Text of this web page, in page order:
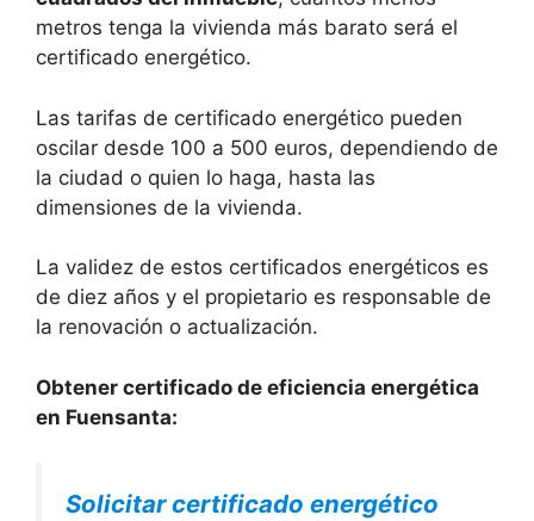
metros tenga la vivienda más barato será el
certificado energético.
Las tarifas de certificado energético pueden
oscilar desde 100 a 500 euros, dependiendo de
la ciudad o quien lo haga, hasta las
dimensiones de la vivienda.
La validez de estos certificados energéticos es
de diez años y el propietario es responsable de
la renovación o actualización.
Obtener certificado de eficiencia energética
en Fuensanta:
Solicitar certificado energético